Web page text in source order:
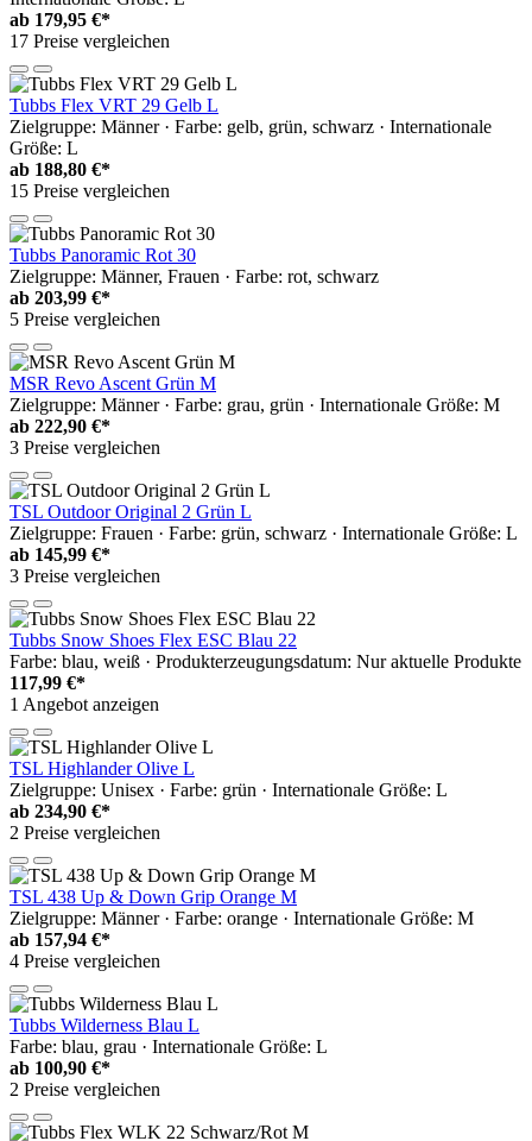
ab 179,95 €*
17 Preise vergleichen
Tubbs Flex VRT 29 Gelb L
Zielgruppe: Männer · Farbe: gelb, grün, schwarz · Internationale
Größe: L
ab 188,80 €*
15 Preise vergleichen
Tubbs Panoramic Rot 30
Zielgruppe: Männer, Frauen · Farbe: rot, schwarz
ab 203,99 €*
5 Preise vergleichen
MSR Revo Ascent Grün M
Zielgruppe: Männer · Farbe: grau, grün · Internationale Größe: M
ab 222,90 €*
3 Preise vergleichen
TSL Outdoor Original 2 Grün L
Zielgruppe: Frauen · Farbe: grün, schwarz · Internationale Größe: L
ab 145,99 €*
3 Preise vergleichen
Tubbs Snow Shoes Flex ESC Blau 22
Farbe: blau, weiß · Produkterzeugungsdatum: Nur aktuelle Produkte
117,99 €*
1 Angebot anzeigen
TSL Highlander Olive L
Zielgruppe: Unisex · Farbe: grün · Internationale Größe: L
ab 234,90 €*
2 Preise vergleichen
TSL 438 Up & Down Grip Orange M
Zielgruppe: Männer · Farbe: orange · Internationale Größe: M
ab 157,94 €*
4 Preise vergleichen
Tubbs Wilderness Blau L
Farbe: blau, grau · Internationale Größe: L
ab 100,90 €*
2 Preise vergleichen